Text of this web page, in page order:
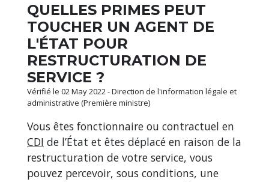
QUELLES PRIMES PEUT
TOUCHER UN AGENT DE
L'ÉTAT POUR
RESTRUCTURATION DE
SERVICE ?
Vérifié le 02 May 2022 - Direction de l'information légale et
administrative (Première ministre)
Vous êtes fonctionnaire ou contractuel en
CDI de l’État et êtes déplacé en raison de la
restructuration de votre service, vous
pouvez percevoir, sous conditions, une